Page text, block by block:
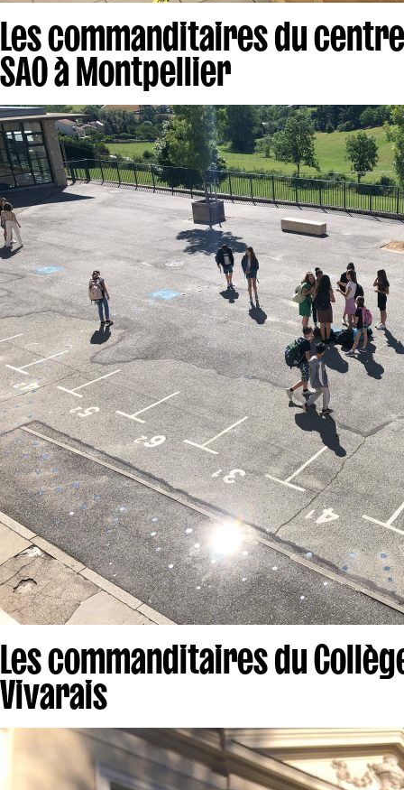
Les commanditaires du
SAO à Montpellier
Les commanditaires du
Vivarais